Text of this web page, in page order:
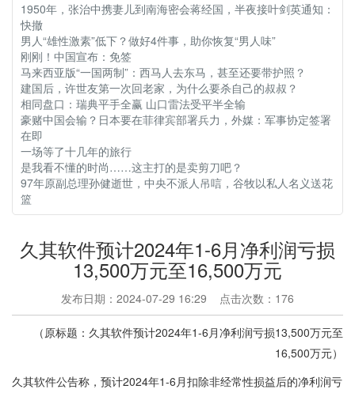
1950年，张治中携妻儿到南海密会蒋经国，半夜接叶剑英通知：
快撤
男人“雄性激素”低下？做好4件事，助你恢复“男人味”
刚刚！中国宣布：免签
马来西亚版“一国两制”：西马人去东马，甚至还要带护照？
建国后，许世友第一次回老家，为什么要杀自己的叔叔？
相同盘口：瑞典平手全赢 山口雷法受平半全输
豪赌中国会输？日本要在菲律宾部署兵力，外媒：军事协定签署
在即
一场等了十几年的旅行
是我看不懂的时尚……这主打的是卖剪刀吧？
97年原副总理孙健逝世，中央不派人吊唁，谷牧以私人名义送花
篮
久其软件预计2024年1-6月净利润亏损
13,500万元至16,500万元
发布日期：2024-07-29 16:29 点击次数：176
（原标题：久其软件预计2024年1-6月净利润亏损13,500万元至
16,500万元）
久其软件公告称，预计2024年1-6月扣除非经常性损益后的净利润亏